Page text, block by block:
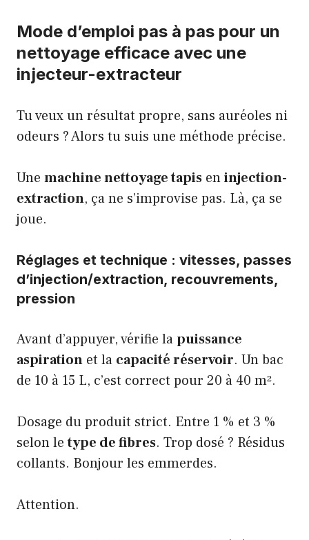
Mode d’emploi pas à pas pour un
nettoyage efficace avec une
injecteur-extracteur
Tu veux un résultat propre, sans auréoles ni
odeurs ? Alors tu suis une méthode précise.
Une machine nettoyage tapis eninjection-
extraction, ça ne s’improvise pas. Là, ça se
joue.
Réglages et technique : vitesses, passes
d’injection/extraction, recouvrements,
pression
Avant d’appuyer, vérifie lapuissance
aspiration et la capacité réservoir. Un bac
de 10 à 15 L, c’est correct pour 20 à 40 m².
Dosage du produit strict. Entre 1 % et 3 %
selon letype de fibres. Trop dosé ? Résidus
collants. Bonjour les emmerdes.
Attention.